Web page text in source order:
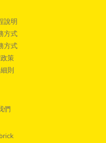
說明
方式
方式
策
則
們